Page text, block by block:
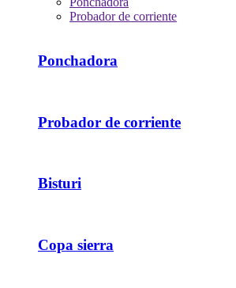
Probador de corriente
Ponchadora
Probador de corriente
Bisturi
Copa sierra